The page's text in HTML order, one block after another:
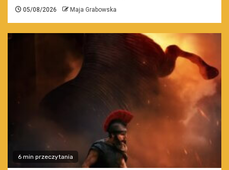
05/08/2026 Maja Grabowska
6 min przeczytania